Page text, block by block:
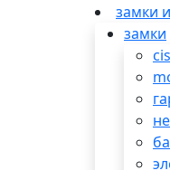
замки
замки